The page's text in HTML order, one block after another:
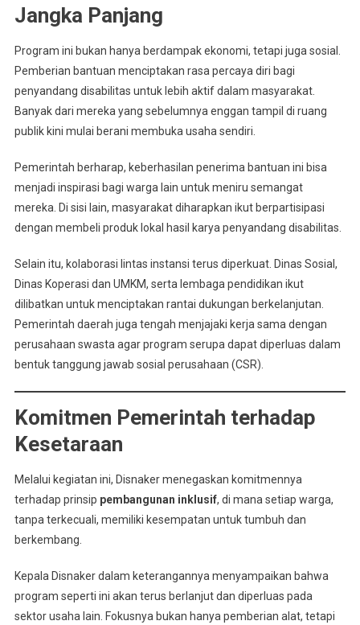
Jangka Panjang
Program ini bukan hanya berdampak ekonomi, tetapi juga sosial.
Pemberian bantuan menciptakan rasa percaya diri bagi
penyandang disabilitas untuk lebih aktif dalam masyarakat.
Banyak dari mereka yang sebelumnya enggan tampil di ruang
publik kini mulai berani membuka usaha sendiri.
Pemerintah berharap, keberhasilan penerima bantuan ini bisa
menjadi inspirasi bagi warga lain untuk meniru semangat
mereka. Di sisi lain, masyarakat diharapkan ikut berpartisipasi
dengan membeli produk lokal hasil karya penyandang disabilitas.
Selain itu, kolaborasi lintas instansi terus diperkuat. Dinas Sosial,
Dinas Koperasi dan UMKM, serta lembaga pendidikan ikut
dilibatkan untuk menciptakan rantai dukungan berkelanjutan.
Pemerintah daerah juga tengah menjajaki kerja sama dengan
perusahaan swasta agar program serupa dapat diperluas dalam
bentuk tanggung jawab sosial perusahaan (CSR).
Komitmen Pemerintah terhadap
Kesetaraan
Melalui kegiatan ini, Disnaker menegaskan komitmennya
terhadap prinsip pembangunan inklusif, di mana setiap warga,
tanpa terkecuali, memiliki kesempatan untuk tumbuh dan
berkembang.
Kepala Disnaker dalam keterangannya menyampaikan bahwa
program seperti ini akan terus berlanjut dan diperluas pada
sektor usaha lain. Fokusnya bukan hanya pemberian alat, tetapi